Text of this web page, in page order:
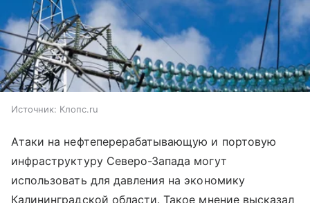
Источник: Клопс.ru
Атаки на нефтеперерабатывающую и портовую
инфраструктуру Северо-Запада могут
использовать для давления на экономику
Калининградской области. Такое мнение высказал